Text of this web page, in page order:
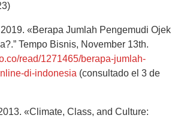
«Berapa Jumlah Pengemudi Ojek
Tempo Bisnis, November 13th.
read/1271465/berapa-jumlah-
di-indonesia (consultado el 3 de
«Climate, Class, and Culture: